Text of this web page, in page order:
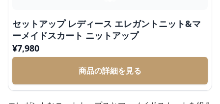
セットアップ レディース エレガントニット&マ
ーメイドスカート ニットアップ
¥7,980
商品の詳細を見る